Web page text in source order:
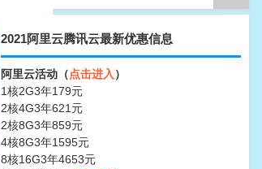
2021阿里云腾讯云最新优惠信息
阿里云活动（点击进入 ）
1核2G3年179元
2核4G3年621元
2核8G3年859元
4核8G3年1595元
8核16G3年4653元